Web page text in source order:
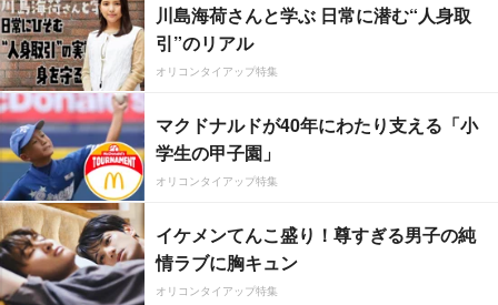
川島海荷さんと学ぶ 日常に潜む“人身取
引”のリアル
オリコンタイアップ特集
マクドナルドが40年にわたり支える「小
学生の甲子園」
オリコンタイアップ特集
イケメンてんこ盛り！尊すぎる男子の純
情ラブに胸キュン
オリコンタイアップ特集